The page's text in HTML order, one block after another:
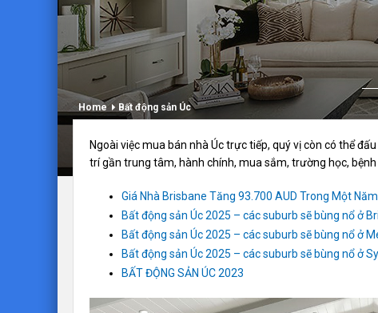
Home Bất động sản Úc
Ngoài việc mua bán nhà Úc trực tiếp, quý vị còn có thể
trí gần trung tâm, hành chính, mua sắm, trường học, bệnh
Giá Nhà Brisbane Tăng 93.700 AUD Trong Một Năm
Bất động sản Úc 2025 – các suburb sẽ bùng nổ ở
Bất động sản Úc 2025 – các suburb sẽ bùng nổ ở
Bất động sản Úc 2025 – các suburb sẽ bùng nổ ở
BẤT ĐỘNG SẢN ÚC 2023